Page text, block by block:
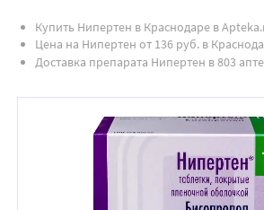
Купить Нипертен в Краснодаре в
Цена на Нипертен от 136 руб. в
Доставка препарата Нипертен в 803